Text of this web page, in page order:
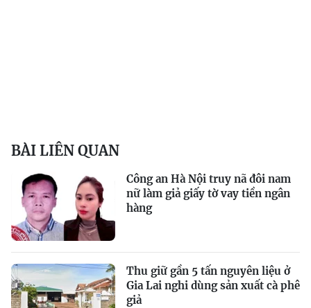
BÀI LIÊN QUAN
Công an Hà Nội truy nã đôi nam
nữ làm giả giấy tờ vay tiền ngân
hàng
Thu giữ gần 5 tấn nguyên liệu ở
Gia Lai nghi dùng sản xuất cà phê
giả